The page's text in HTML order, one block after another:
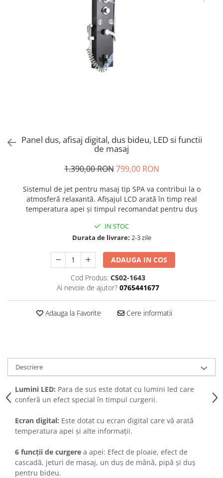
Panel dus, afisaj digital, dus bideu, LED si functii
de masaj
1.390,00 RON 799,00 RON
Sistemul de jet pentru masaj tip SPA va contribui la o
atmosferă relaxantă. Afișajul LCD arată în timp real
temperatura apei și timpul recomandat pentru duș
IN STOC
Durata de livrare: 2-3 zile
ADAUGA IN COS
Cod Produs: C502-1643
Ai nevoie de ajutor? 0765441677
Adauga la Favorite Cere informatii
Descriere
Lumini LED: Para de sus este dotat cu lumini led care
conferă un efect special în timpul curgerii.
Ecran digital: Este dotat cu ecran digital care vă arată
temperatura apei și alte informații.
6 funcții de curgere a apei: Efect de ploaie, efect de
cascadă, jeturi de masaj, un duș de mână, pipă și duș
pentru bideu.